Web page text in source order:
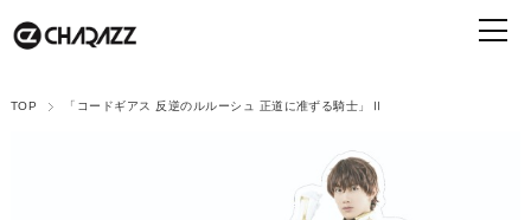
TOP 「コードギアス 反逆のルルーシュ 正道に准ずる騎士」Ⅱ